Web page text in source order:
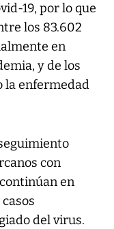
19, por lo que
los 83.602
en
y de los
la enfermedad
con
en
del virus.